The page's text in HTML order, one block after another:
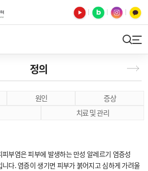
정의
원인
증상
치료 및 관리
피부염은 피부에 발생하는 만성 알레르기 염증성
니다. 염증이 생기면 피부가 붉어지고 심하게 가려울